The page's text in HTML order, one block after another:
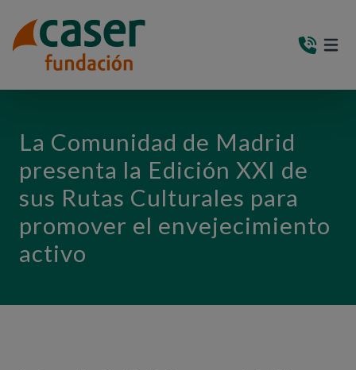
La Comunidad de Madrid
presenta la Edición XXI de
sus Rutas Culturales para
promover el envejecimiento
activo